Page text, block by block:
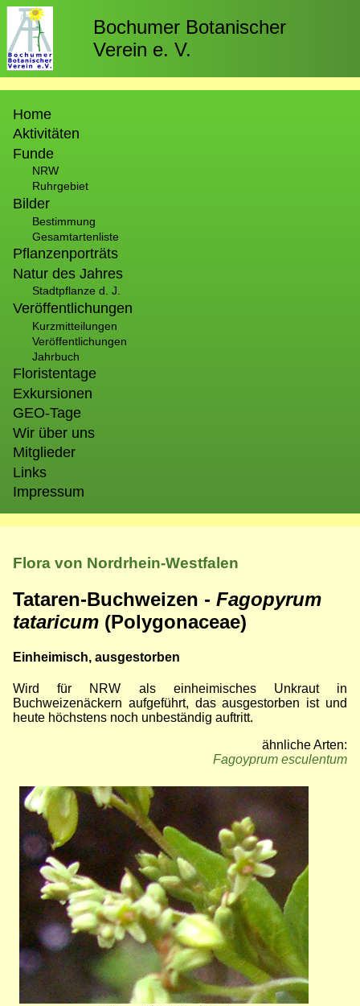
Direkt
zum
Inhalt
Bochumer Botanischer
Verein e. V.
Home
Aktivitäten
Funde
NRW
Ruhrgebiet
Bilder
Bestimmung
Gesamtartenliste
Pflanzenporträts
Natur des Jahres
Stadtpflanze d. J.
Veröffentlichungen
Kurzmitteilungen
Veröffentlichungen
Jahrbuch
Floristentage
Exkursionen
GEO-Tage
Wir über uns
Mitglieder
Links
Impressum
Flora von Nordrhein-Westfalen
Tataren-Buchweizen - Fagopyrum
tataricum (Polygonaceae)
Einheimisch, ausgestorben
Wird für NRW als einheimisches Unkraut in
Buchweizenäckern aufgeführt, das ausgestorben ist und
heute höchstens noch unbeständig auftritt.
ähnliche Arten:
Fagoyprum esculentum
Bild